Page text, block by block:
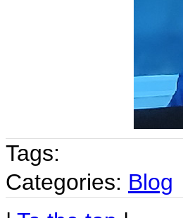
Tags:
Categories: Blog